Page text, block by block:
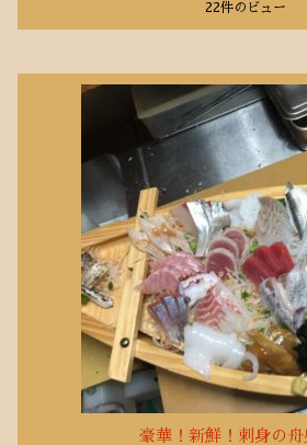
22件のビュー
豪華！新鮮！刺身の舟